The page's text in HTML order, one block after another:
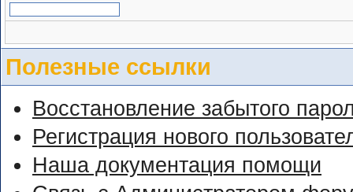
Полезные ссылки
Восстановление забытого
Регистрация нового
Наша документация помощи